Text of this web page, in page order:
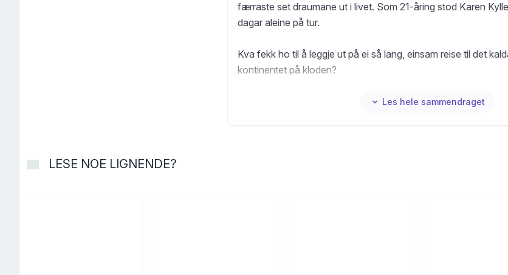
færraste set draumane ut i livet. Som 21-åring stod Karen
dagar aleine på tur.
Kva fekk ho til å leggje ut på ei så lang, einsam reise til det
kontinentet på kloden?
«Etter kvart som åra gjekk, vart grensa flytta lenger og lenger
Les hele sammendraget
LESE NOE LIGNENDE?